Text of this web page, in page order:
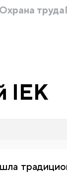
Охрана труда
IEK